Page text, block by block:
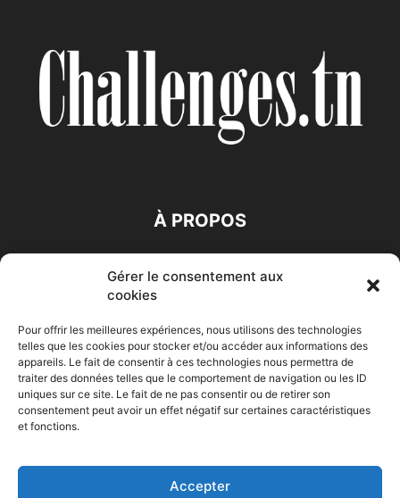
Gérer le consentement aux
cookies
Pour offrir les meilleures expériences, nous utilisons des technologies
telles que les cookies pour stocker et/ou accéder aux informations des
appareils. Le fait de consentir à ces technologies nous permettra de
traiter des données telles que le comportement de navigation ou les ID
uniques sur ce site. Le fait de ne pas consentir ou de retirer son
consentement peut avoir un effet négatif sur certaines caractéristiques
et fonctions.
Accepter
À PROPOS
SUIVEZ NOUS
Accueil Economie Entreprises Entrepreneur Afrique
HIGH-TECH Auto-Moto